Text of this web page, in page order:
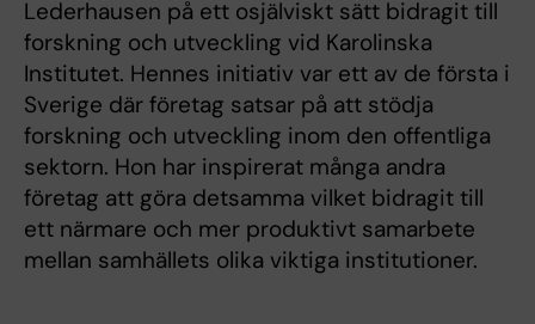
Lederhausen på ett osjälviskt sätt bidragit till
forskning och utveckling vid Karolinska
Institutet. Hennes initiativ var ett av de första i
Sverige där företag satsar på att stödja
forskning och utveckling inom den offentliga
sektorn. Hon har inspirerat många andra
företag att göra detsamma vilket bidragit till
ett närmare och mer produktivt samarbete
mellan samhällets olika viktiga institutioner.